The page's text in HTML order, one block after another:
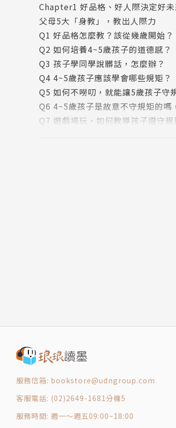
出門看到喜歡一直吵著買、總是問
不耐煩的妳，需要能正確回應孩子
以學會哪些規矩？
如何幫助孩子控制衝動？
孩子不會看人臉色，怎麼辦？
孩子在意同儕說「不跟你玩」，如何
孩子不喜歡親朋好友摸臉頰示好，
當孩子問「我從哪裡生出來」，如
孩子總說要和某某某結婚，如何看
Chapter1 好品格、好人際決定好未
父母5大「身教」，教出人際力
Q1 好品格怎麼教？該從幾歲開始？
Q2 如何培養4~5歲孩子的道德感？
Q3 孩子學同學說髒話，怎麼辦？
Q4 4~5歲孩子應該學會哪些規矩？
Q5 如何不嘮叨，就能讓5歲孩子守
Q6 4~5歲孩子是故意不守規矩的嗎
Q7 遊戲場玩，如何教導孩子遵守
Q22 5歲孩子在社交上容易退縮，爸
Q23 5歲孩子過度害羞到什麼程度，
Q24 孩子為什麼會挑釁爸媽？該如
Q25 孩子常用言語挑釁同學，怎麼
Q26 孩子有挑釁或排擠人的行為，
Q27 5歲兒為了「贏」會說謊，如何
服務信箱: bookstore@udngroup.com
客服電話: (02)2649-1681分機5
服務時間: 週一～週五09:00~18:00